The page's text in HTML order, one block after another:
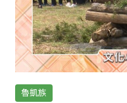
魯凱族